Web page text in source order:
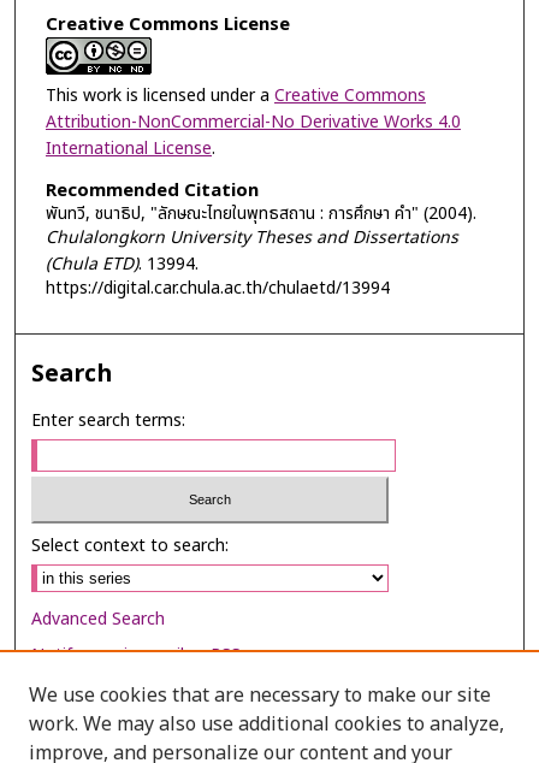
Creative Commons License
This work is licensed under a Creative Commons
Attribution-NonCommercial-No Derivative Works 4.0
International License.
Recommended Citation
พันทวี, ชนาธิป, "ลักษณะไทยในพุทธสถาน : การศึกษา คำ" (2004).
Chulalongkorn University Theses and Dissertations
(Chula ETD). 13994.
https://digital.car.chula.ac.th/chulaetd/13994
Search
Enter search terms:
Select context to search:
Advanced Search
Notify me via email orRSS
Browse
Collections
We use cookies that are necessary to make our site
work. We may also use additional cookies to analyze,
improve, and personalize our content and your